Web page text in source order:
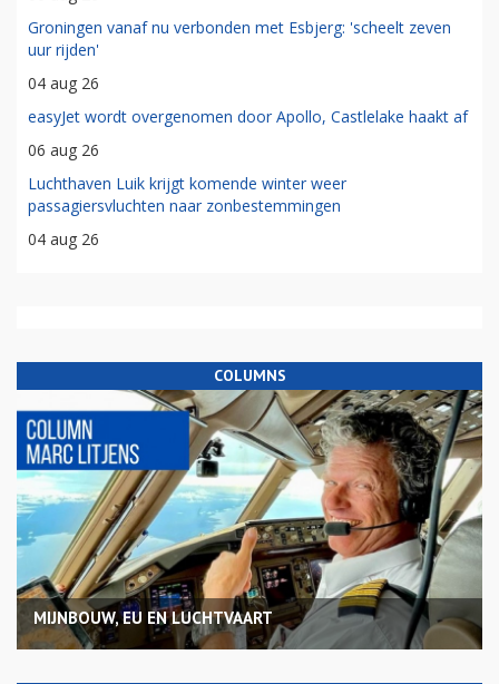
Groningen vanaf nu verbonden met Esbjerg: 'scheelt zeven
uur rijden'
04 aug 26
easyJet wordt overgenomen door Apollo, Castlelake haakt af
06 aug 26
Luchthaven Luik krijgt komende winter weer
passagiersvluchten naar zonbestemmingen
04 aug 26
COLUMNS
MIJNBOUW, EU EN LUCHTVAART